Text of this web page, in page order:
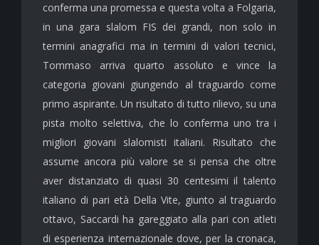
conferma una promessa e questa volta a Folgaria,
in una gara slalom FIS dei grandi, non solo in
termini anagrafici ma in termini di valori tecnici,
Tommaso arriva quarto assoluto e vince la
categoria giovani giungendo al traguardo come
primo aspirante. Un risultato di tutto rilievo, su una
pista molto selettiva, che lo conferma uno tra i
migliori giovani slalomisti italiani. Risultato che
assume ancora più valore se si pensa che oltre
aver distanziato di quasi 30 centesimi il talento
italiano di pari età Della Vite, giunto al traguardo
ottavo, Saccardi ha gareggiato alla pari con atleti
di esperienza internazionale dove, per la cronaca,